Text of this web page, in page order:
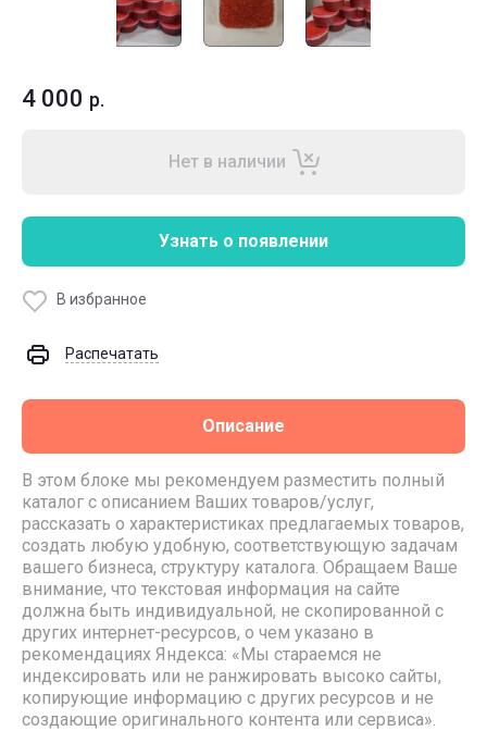
4 000 р.
Нет в наличии
Узнать о появлении
В избранное
Распечатать
Описание
В этом блоке мы рекомендуем разместить полный
каталог с описанием Ваших товаров/услуг,
рассказать о характеристиках предлагаемых товаров,
создать любую удобную, соответствующую задачам
вашего бизнеса, структуру каталога. Обращаем Ваше
внимание, что текстовая информация на сайте
должна быть индивидуальной, не скопированной с
других интернет-ресурсов, о чем указано в
рекомендациях Яндекса: «Мы стараемся не
индексировать или не ранжировать высоко сайты,
копирующие информацию с других ресурсов и не
создающие оригинального контента или сервиса».